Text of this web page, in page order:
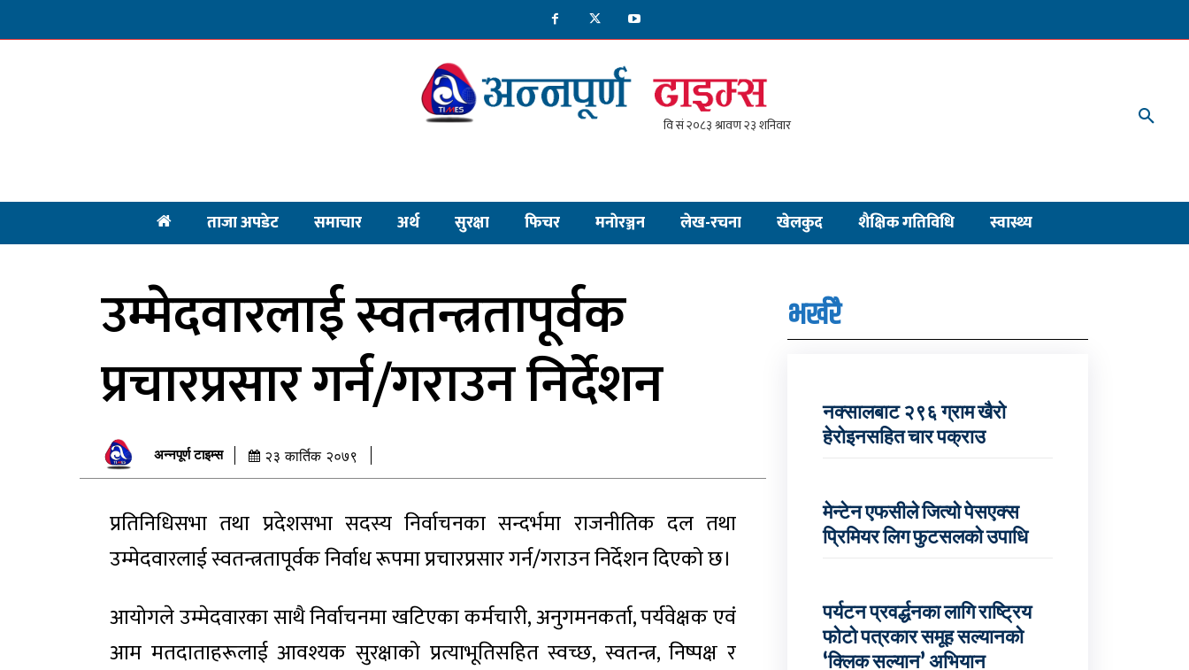
ताजा अपडेट समाचार अर्थ सुरक्षा फिचर मनाेरञ्जन लेख-रचना खेलकुद शैक्षिक गतिविधि स्वास्थ्य
उम्मेदवारलाई स्वतन्त्रतापूर्वक
प्रचारप्रसार गर्न/गराउन निर्देशन
अन्नपूर्ण टाइम्स २३ कार्तिक २०७९
प्रतिनिधिसभा तथा प्रदेशसभा सदस्य निर्वाचनका सन्दर्भमा राजनीतिक दल तथा
उम्मेदवारलाई स्वतन्त्रतापूर्वक निर्वाध रूपमा प्रचारप्रसार गर्न/गराउन निर्देशन दिएको छ।
आयोगले उम्मेदवारका साथै निर्वाचनमा खटिएका कर्मचारी, अनुगमनकर्ता, पर्यवेक्षक एवं
आम मतदाताहरूलाई आवश्यक सुरक्षाको प्रत्याभूतिसहित स्वच्छ, स्वतन्त्र, निष्पक्ष र
भर्खरै
नक्सालबाट २९६ ग्राम खैरो
हेरोइनसहित चार पक्राउ
मेन्टेन एफसीले जित्यो पेसएक्स
प्रिमियर लिग फुटसलको उपाधि
पर्यटन प्रवर्द्धनका लागि राष्ट्रिय
फोटो पत्रकार समूह सल्यानको
‘क्लिक सल्यान’ अभियान